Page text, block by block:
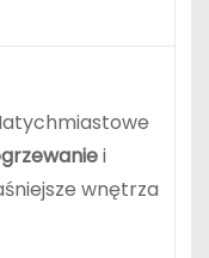
i
wnętrza